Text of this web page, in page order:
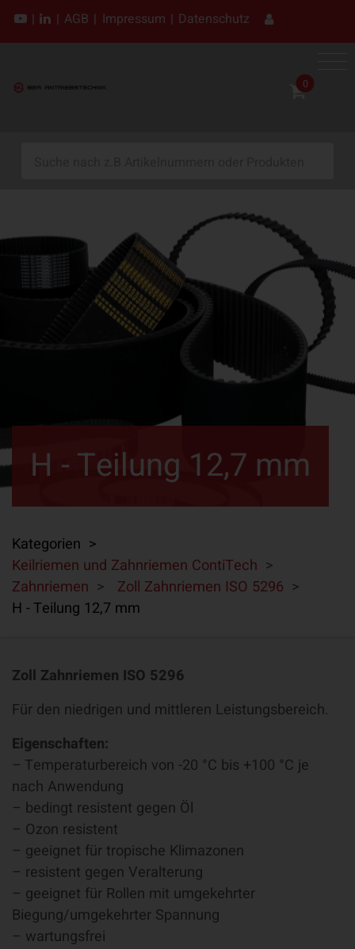
| | AGB | Impressum | Datenschutz
0
H - Teilung 12,7 mm
Kategorien >
Keilriemen und Zahnriemen ContiTech >
Zahnriemen > Zoll Zahnriemen ISO 5296 >
H - Teilung 12,7 mm
Zoll Zahnriemen ISO 5296
Für den niedrigen und mittleren Leistungsbereich.
Eigenschaften:
– Temperaturbereich von -20 °C bis +100 °C je
nach Anwendung
– bedingt resistent gegen Öl
– Ozon resistent
– geeignet für tropische Klimazonen
– resistent gegen Veralterung
– geeignet für Rollen mit umgekehrter
Biegung/umgekehrter Spannung
– wartungsfrei